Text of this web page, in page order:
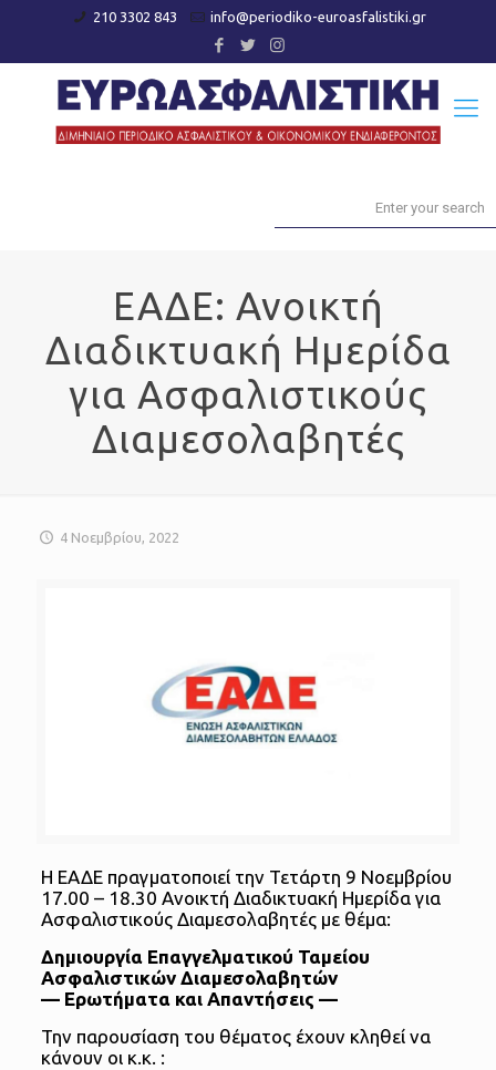
210 3302 843 info@periodiko-euroasfalistiki.gr
ΕΑΔΕ: Ανοικτή
Διαδικτυακή Ημερίδα
για Ασφαλιστικούς
Διαμεσολαβητές
4 Νοεμβρίου, 2022
Η ΕΑΔΕ πραγματοποιεί την Τετάρτη 9 Νοεμβρίου
17.00 – 18.30 Ανοικτή Διαδικτυακή Ημερίδα για
Ασφαλιστικούς Διαμεσολαβητές με θέμα:
Δημιουργία Επαγγελματικού Ταμείου
Ασφαλιστικών Διαμεσολαβητών
— Ερωτήματα και Απαντήσεις —
Την παρουσίαση του θέματος έχουν κληθεί να
κάνουν οι κ.κ. :